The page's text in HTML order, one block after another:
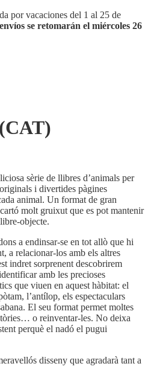
por vacaciones del 1 al 25 de
se retomarán el miércoles 26
sèrie de llibres d’animals per
i divertides pàgines
animal. Un format de gran
molt gruixut que es pot mantenir
objecte.
a endinsar-se en tot allò que hi
a relacionar-los amb els altres
indret sorprenent descobrirem
amb les precioses
que viuen en aquest hàbitat: el
l’antílop, els espectaculars
El seu format permet moltes
o reinventar-les. No deixa
perquè el nadó el pugui
disseny que agradarà tant a